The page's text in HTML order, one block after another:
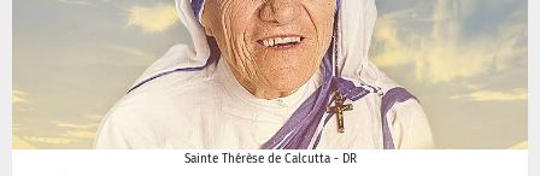
Sainte Thérèse de Calcutta - DR